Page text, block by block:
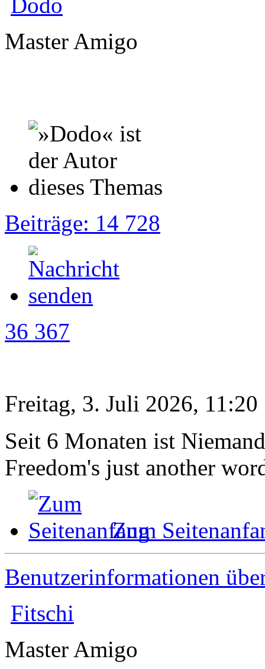
Master Amigo
Beiträge: 14 728
36 367
Freitag, 3. Juli 2026, 11:20
Seit 6 Monaten ist
Freedom's just another
Zum
Benutzerinformationen
Fitschi
Master Amigo